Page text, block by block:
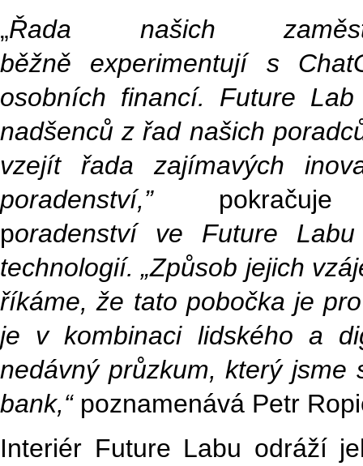
„Řada našich
běžně experimentují s
osobních financí. Future
nadšenců z řad našich
vzejít řada zajímavých
poradenství,”
poradenství ve Future
technologií. „Způsob jejich
říkáme, že tato pobočka je
je v kombinaci lidského a
nedávný průzkum, který jsme
bank,“ poznamenává Petr
Interiér Future Labu odráží